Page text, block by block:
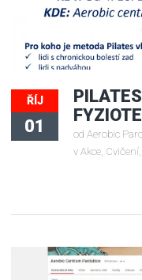
ŘÍJ
01 od Aerobic
v Akce Cvičení